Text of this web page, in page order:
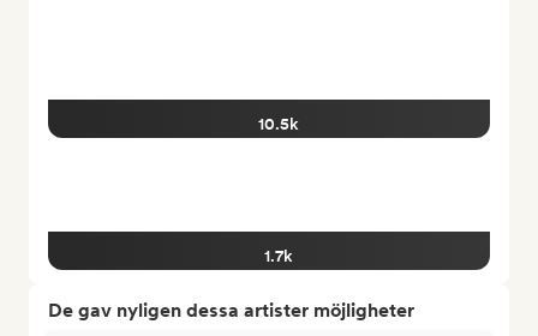
10.5k
1.7k
De gav nyligen dessa artister möjligheter